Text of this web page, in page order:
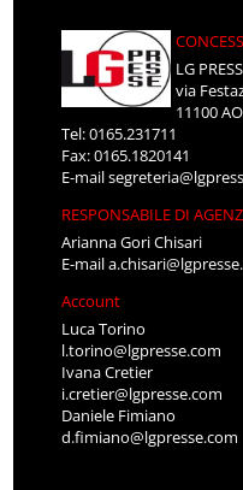
LG
via
11100
Tel: 0165.231711
Fax: 0165.1820141
E-mail
RESPONSABILE DI
Arianna Gori Chisari
E-mail
Account
Luca Torino
l.torino@lgpresse.com
Ivana Cretier
i.cretier@lgpresse.com
Daniele Fimiano
d.fimiano@lgpresse.com